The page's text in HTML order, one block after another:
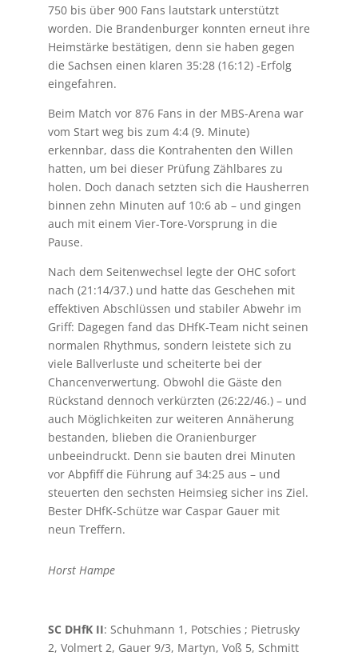
750 bis über 900 Fans lautstark unterstützt
worden. Die Brandenburger konnten erneut ihre
Heimstärke bestätigen, denn sie haben gegen
die Sachsen einen klaren 35:28 (16:12) -Erfolg
eingefahren.
Beim Match vor 876 Fans in der MBS-Arena war
vom Start weg bis zum 4:4 (9. Minute)
erkennbar, dass die Kontrahenten den Willen
hatten, um bei dieser Prüfung Zählbares zu
holen. Doch danach setzten sich die Hausherren
binnen zehn Minuten auf 10:6 ab – und gingen
auch mit einem Vier-Tore-Vorsprung in die
Pause.
Nach dem Seitenwechsel legte der OHC sofort
nach (21:14/37.) und hatte das Geschehen mit
effektiven Abschlüssen und stabiler Abwehr im
Griff: Dagegen fand das DHfK-Team nicht seinen
normalen Rhythmus, sondern leistete sich zu
viele Ballverluste und scheiterte bei der
Chancenverwertung. Obwohl die Gäste den
Rückstand dennoch verkürzten (26:22/46.) – und
auch Möglichkeiten zur weiteren Annäherung
bestanden, blieben die Oranienburger
unbeeindruckt. Denn sie bauten drei Minuten
vor Abpfiff die Führung auf 34:25 aus – und
steuerten den sechsten Heimsieg sicher ins Ziel.
Bester DHfK-Schütze war Caspar Gauer mit
neun Treffern.
Horst Hampe
SC DHfK II: Schuhmann 1, Potschies ; Pietrusky
2, Volmert 2, Gauer 9/3, Martyn, Voß 5, Schmitt